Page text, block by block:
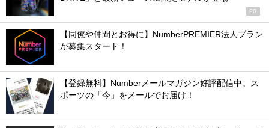
PR
【同僚や仲間とお得に】NumberPREMIER法人プラン
が募集スタート！
【登録無料】Numberメールマガジン好評配信中。ス
ポーツの「今」をメールでお届け！